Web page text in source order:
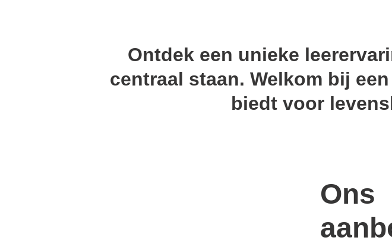
Ontdek een unieke
centraal staan. Welkom bij
biedt voor
Ons